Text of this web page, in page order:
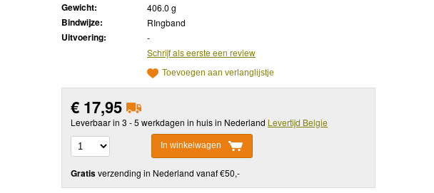
Gewicht: 406.0 g
Bindwijze: RIngband
Uitvoering:
-
Schrijf als eerste een review
Toevoegen aan verlanglijstje
€ 17,95
Leverbaar in 3 - 5 werkdagen in huis in Nederland Levertijd Belgie
In winkelwagen
Gratisverzending in Nederland vanaf €50,-